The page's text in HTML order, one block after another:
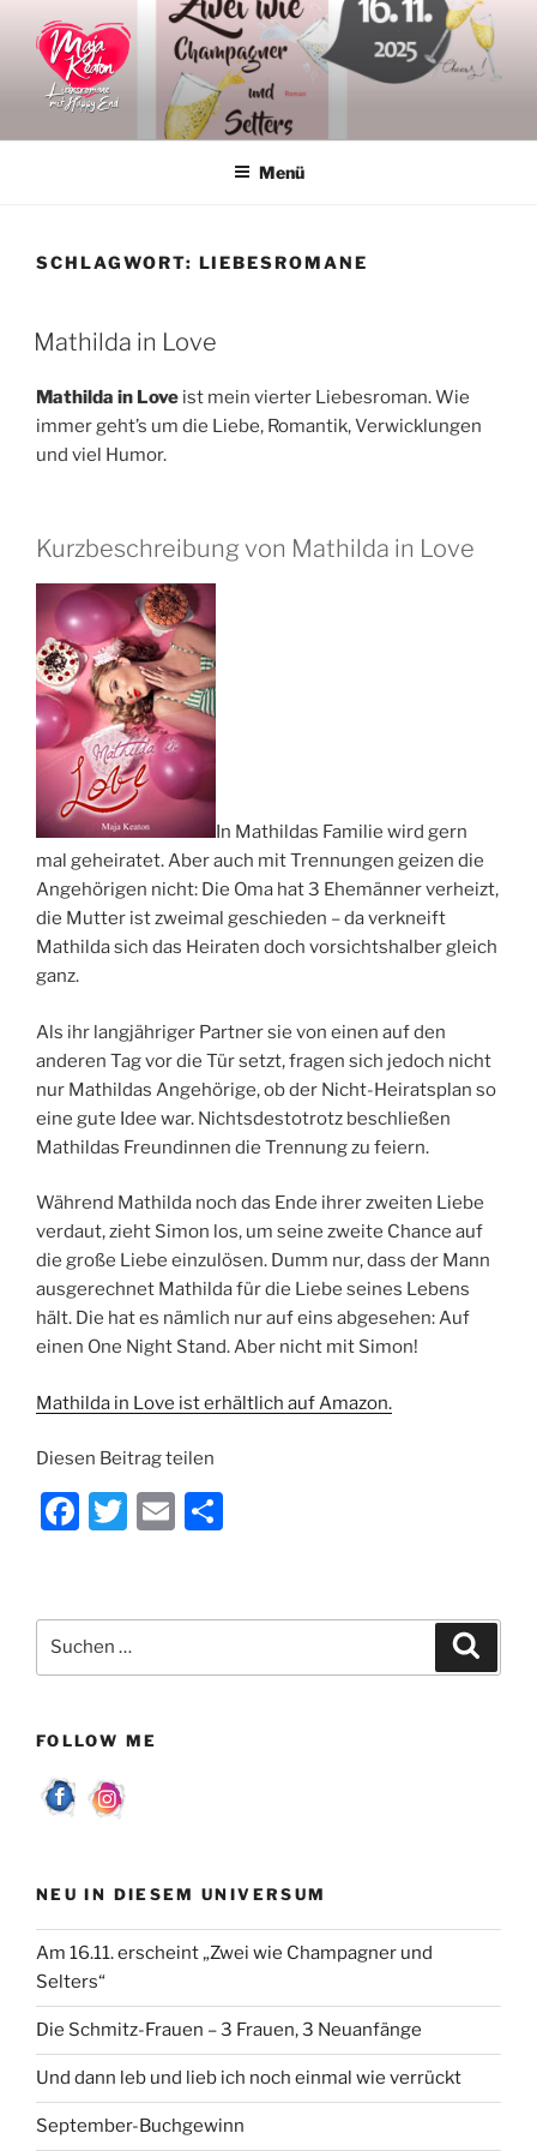
Inhalt
springen
MAJA KEATON
Menü
SCHLAGWORT: LIEBESROMANE
VERÖFFENTLICHT
AM
Mathilda in Love
Mathilda in Love ist mein vierter Liebesroman. Wie
immer geht’s um die Liebe, Romantik, Verwicklungen
und viel Humor.
Kurzbeschreibung von Mathilda in Love
In Mathildas Familie wird gern
mal geheiratet. Aber auch mit Trennungen geizen die
Angehörigen nicht: Die Oma hat 3 Ehemänner verheizt,
die Mutter ist zweimal geschieden – da verkneift
Mathilda sich das Heiraten doch vorsichtshalber gleich
ganz.
Als ihr langjähriger Partner sie von einen auf den
anderen Tag vor die Tür setzt, fragen sich jedoch nicht
nur Mathildas Angehörige, ob der Nicht-Heiratsplan so
eine gute Idee war. Nichtsdestotrotz beschließen
Mathildas Freundinnen die Trennung zu feiern.
Während Mathilda noch das Ende ihrer zweiten Liebe
verdaut, zieht Simon los, um seine zweite Chance auf
die große Liebe einzulösen. Dumm nur, dass der Mann
ausgerechnet Mathilda für die Liebe seines Lebens
hält. Die hat es nämlich nur auf eins abgesehen: Auf
einen One Night Stand. Aber nicht mit Simon!
Mathilda in Love ist erhältlich auf Amazon.
Diesen Beitrag teilen
F
e
b
o
k
T
er
E
l
n
nach:
FOLLOW ME
NEU IN DIESEM UNIVERSUM
Am 16.11. erscheint „Zwei wie Champagner und
Selters“
Die Schmitz-Frauen – 3 Frauen, 3 Neuanfänge
Und dann leb und lieb ich noch einmal wie verrückt
September-Buchgewinn